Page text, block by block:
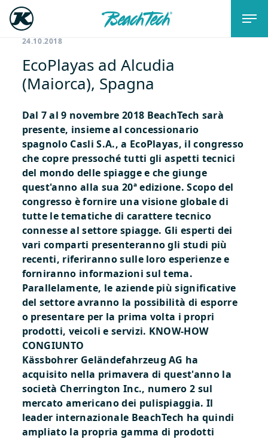
24.10.2018
EcoPlayas ad Alcudia
(Maiorca), Spagna
Dal 7 al 9 novembre 2018 BeachTech sarà
presente, insieme al concessionario
spagnolo Casli S.A., a EcoPlayas, il congresso
che copre pressoché tutti gli aspetti tecnici
del mondo delle spiagge e che giunge
quest'anno alla sua 20ª edizione. Scopo del
congresso è fornire una visione globale di
tutte le tematiche di carattere tecnico
connesse al settore spiagge. Gli esperti dei
vari comparti presenteranno gli studi più
recenti, riferiranno sulle loro esperienze e
forniranno informazioni sul tema.
Parallelamente, le aziende più significative
del settore avranno la possibilità di esporre
o presentare per la prima volta i propri
prodotti, veicoli e servizi. KNOW-HOW
CONGIUNTO
Kässbohrer Geländefahrzeug AG ha
acquisito nella primavera di quest'anno la
società Cherrington Inc., numero 2 sul
mercato americano dei pulispiaggia. Il
leader internazionale BeachTech ha quindi
ampliato la propria gamma di prodotti